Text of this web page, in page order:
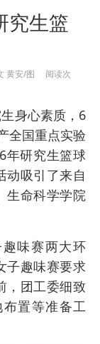
究生篮
黄安/图 阅读次
身心素质，6
全国重点实验
年研究生篮球
动吸引了来自
生命科学学院
味赛两大环
子趣味赛要求
，团工委细致
置等准备工